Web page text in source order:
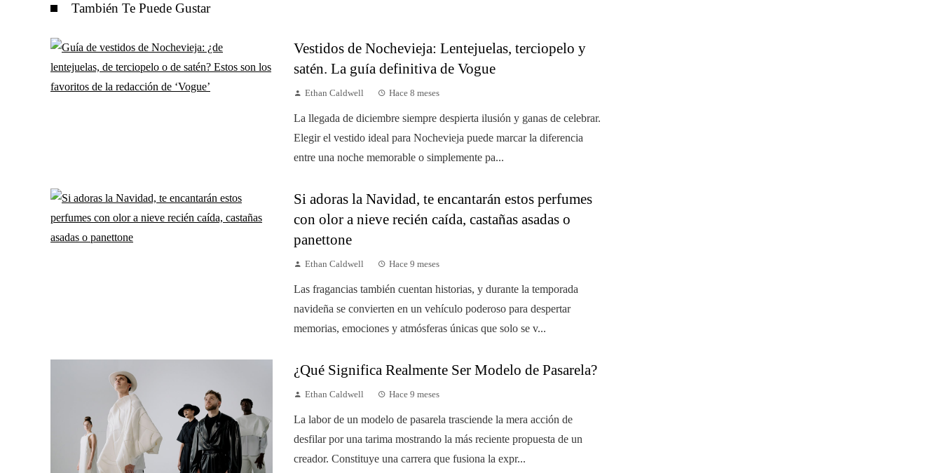
También Te Puede Gustar
Vestidos de Nochevieja: Lentejuelas, terciopelo y
satén. La guía definitiva de Vogue
Ethan Caldwell Hace 8 meses
La llegada de diciembre siempre despierta ilusión y ganas de celebrar.
Elegir el vestido ideal para Nochevieja puede marcar la diferencia
entre una noche memorable o simplemente pa...
Si adoras la Navidad, te encantarán estos perfumes
con olor a nieve recién caída, castañas asadas o
panettone
Ethan Caldwell Hace 9 meses
Las fragancias también cuentan historias, y durante la temporada
navideña se convierten en un vehículo poderoso para despertar
memorias, emociones y atmósferas únicas que solo se v...
¿Qué Significa Realmente Ser Modelo de Pasarela?
Ethan Caldwell Hace 9 meses
La labor de un modelo de pasarela trasciende la mera acción de
desfilar por una tarima mostrando la más reciente propuesta de un
creador. Constituye una carrera que fusiona la expr...